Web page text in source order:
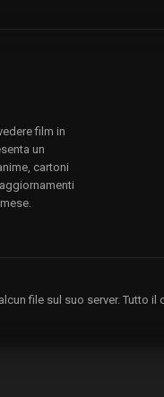
film in
un
cartoni
file sul suo server.